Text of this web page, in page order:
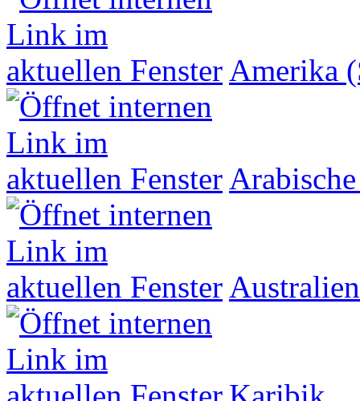
Amerika
Australien